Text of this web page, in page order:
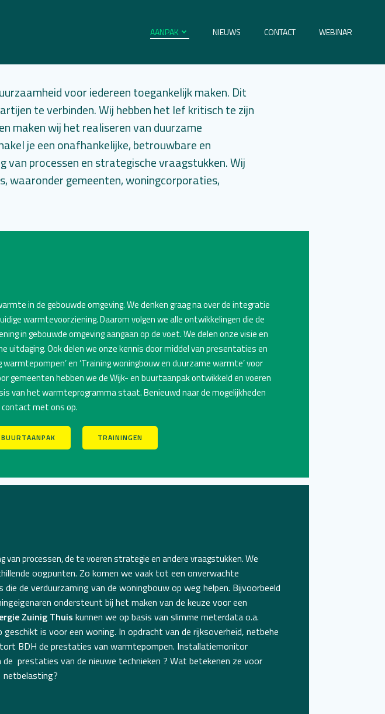
AANPAK NIEUWS CONTACT WEBINAR
voor iedereen toegankelijk maken. Dit
te verbinden. Wij hebben het lef kritisch te zijn
maken wij het realiseren van duurzame
je een onafhankelijke, betrouwbare en
van processen en strategische vraagstukken. Wij
waaronder gemeenten, woningcorporaties,
in de gebouwde omgeving. We denken graag na over de integratie
warmtevoorziening. Daarom volgen we alle ontwikkelingen die de
in gebouwde omgeving aangaan op de voet. We delen onze visie en
uitdaging. Ook delen we onze kennis door middel van presentaties en
warmtepompen’en ‘Training woningbouw en duurzame warmte’voor
gemeenten hebben wede Wijk- en buurtaanpakontwikkeld en voeren
van het warmteprogramma staat. Benieuwd naar de mogelijkheden
contact met ons op.
TRAININGEN
van processen, de te voeren strategie en andere vraagstukken.We
oogpunten. Zo komen we vaak tot een onverwachte
de verduurzaming van de woningbouw op weg helpen. Bijvoorbeeld
ondersteunt bij het maken van de keuze voor een
Zuinig Thuis kunnen we op basis van slimme meterdata o.a.
is voor een woning. In opdracht van de rijksoverheid, netbehe
BDH de prestaties van warmtepompen. Installatiemonitor
de prestaties van de nieuwe technieken ? Wat betekenen ze voor
netbelasting?